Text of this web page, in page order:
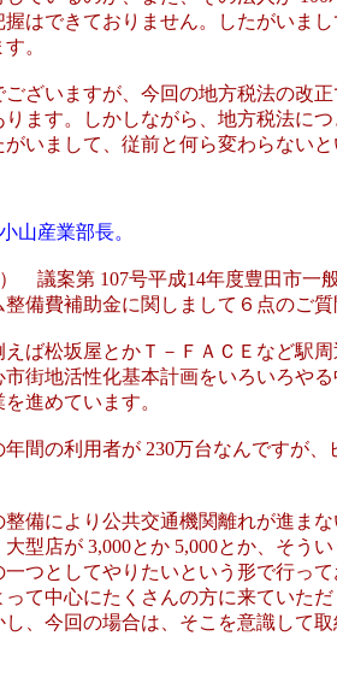
握はできておりません。したがいま
。
ざいますが、今回の地方税法の改
ります。しかしながら、地方税法に
がいまして、従前と何ら変わらない
山産業部長。
議案第 107号平成14年度豊田市一
備費補助金に関しまして６点のご
ば松坂屋とかＴ－ＦＡＣＥなど駅
市街地活性化基本計画をいろいろや
進めています。
間の利用者が 230万台なんですが
備により公共交通機関離れが進ま
型店が 3,000とか 5,000とか、そう
つとしてやりたいという形で行っ
て中心にたくさんの方に来ていた
、今回の場合は、そこを意識して